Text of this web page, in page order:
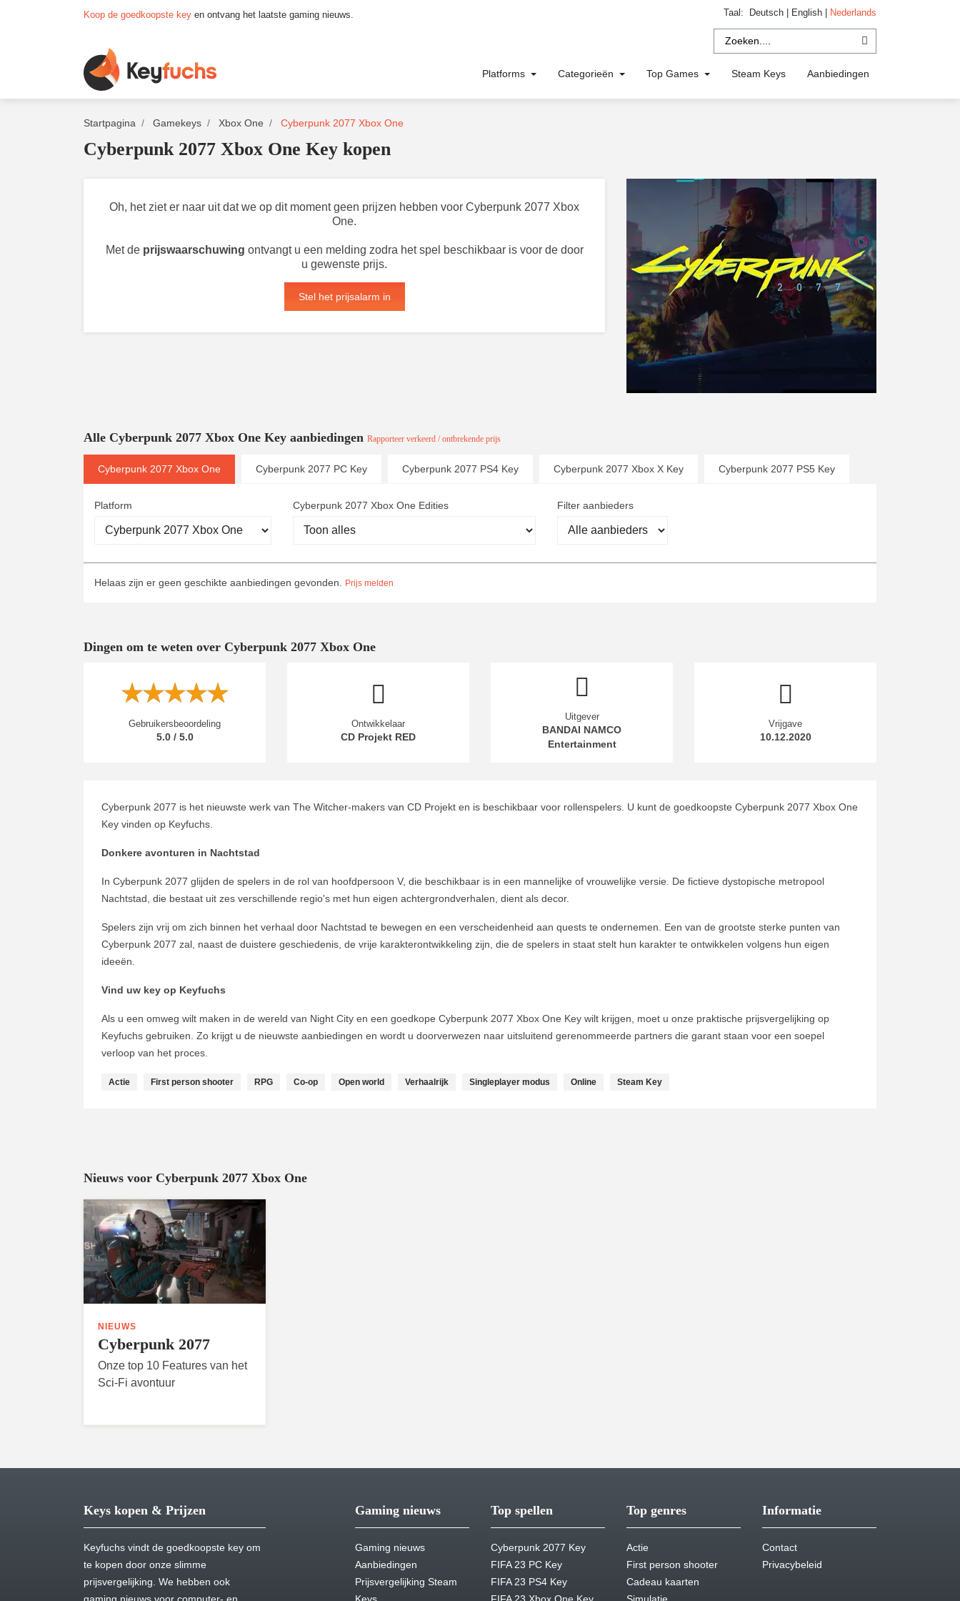
Koop de goedkoopste key en ontvang het laatste gaming nieuws. Taal: Deutsch English Nederlands
Platforms Categorieën Top Games Steam Keys Aanbiedingen
Startpagina Gamekeys Xbox One Cyberpunk 2077 Xbox One
Cyberpunk 2077 Xbox One Key kopen
Oh, het ziet er naar uit dat we op dit moment geen prijzen hebben voor Cyberpunk 2077 Xbox
One.
Met de prijswaarschuwing ontvangt u een melding zodra het spel beschikbaar is voor de door
u gewenste prijs.
Stel het prijsalarm in
Alle Cyberpunk 2077 Xbox One Key aanbiedingen Rapporteer verkeerd / ontbrekende prijs
Cyberpunk 2077 Xbox One Cyberpunk 2077 PC Key Cyberpunk 2077 PS4 Key Cyberpunk 2077 Xbox X Key Cyberpunk 2077 PS5 Key
Platform Cyberpunk 2077 Xbox One Edities Filter aanbieders
Helaas zijn er geen geschikte aanbiedingen gevonden. Prijs melden
Dingen om te weten over Cyberpunk 2077 Xbox One
Gebruikersbeoordeling
5.0 / 5.0
Ontwikkelaar
CD Projekt RED
Uitgever
BANDAI NAMCO
Entertainment
Vrijgave
10.12.2020
Cyberpunk 2077 is het nieuwste werk van The Witcher-makers van CD Projekt en is beschikbaar voor rollenspelers. U kunt de goedkoopste Cyberpunk 2077 Xbox One
Key vinden op Keyfuchs.
Donkere avonturen in Nachtstad
In Cyberpunk 2077 glijden de spelers in de rol van hoofdpersoon V, die beschikbaar is in een mannelijke of vrouwelijke versie. De fictieve dystopische metropool
Nachtstad, die bestaat uit zes verschillende regio's met hun eigen achtergrondverhalen, dient als decor.
Spelers zijn vrij om zich binnen het verhaal door Nachtstad te bewegen en een verscheidenheid aan quests te ondernemen. Een van de grootste sterke punten van
Cyberpunk 2077 zal, naast de duistere geschiedenis, de vrije karakterontwikkeling zijn, die de spelers in staat stelt hun karakter te ontwikkelen volgens hun eigen
ideeën.
Vind uw key op Keyfuchs
Als u een omweg wilt maken in de wereld van Night City en een goedkope Cyberpunk 2077 Xbox One Key wilt krijgen, moet u onze praktische prijsvergelijking op
Keyfuchs gebruiken. Zo krijgt u de nieuwste aanbiedingen en wordt u doorverwezen naar uitsluitend gerenommeerde partners die garant staan voor een soepel
verloop van het proces.
Actie First person shooter RPG Co-op Open world Verhaalrijk Singleplayer modus Online Steam Key
Nieuws voor Cyberpunk 2077 Xbox One
NIEUWS
Cyberpunk 2077
Onze top 10 Features van het
Sci-Fi avontuur
Keys kopen & Prijzen
Keyfuchs vindt de goedkoopste key om
te kopen door onze slimme
prijsvergelijking. We hebben ook
gaming nieuws voor computer- en
Gaming nieuws
Gaming nieuws
Aanbiedingen
Prijsvergelijking Steam
Keys
Top spellen
Cyberpunk 2077 Key
FIFA 23 PC Key
FIFA 23 PS4 Key
FIFA 23 Xbox One Key
Top genres
Actie
First person shooter
Cadeau kaarten
Simulatie
Informatie
Contact
Privacybeleid